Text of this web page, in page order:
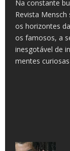
Na constante
Revista
os horizontes
os famosos, a
inesgotável de
mentes